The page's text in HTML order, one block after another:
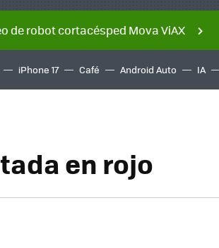
de robot cortacésped Mova ViAX
iPhone 17 Café Android Auto IA
en rojo